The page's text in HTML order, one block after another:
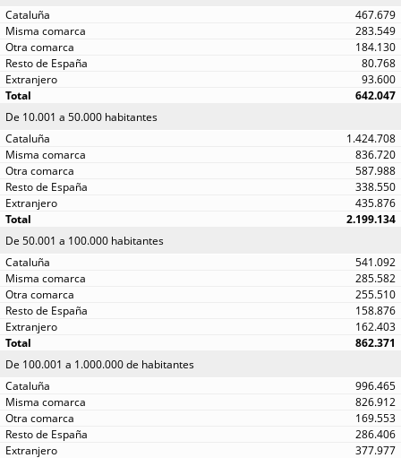
467.679
283.549
184.130
80.768
93.600
642.047
De 10.001 a 50.000 habitantes
1.424.708
836.720
587.988
338.550
435.876
2.199.134
De 50.001 a 100.000 habitantes
541.092
285.582
255.510
158.876
162.403
862.371
De 100.001 a 1.000.000 de habitantes
996.465
826.912
169.553
286.406
377.977